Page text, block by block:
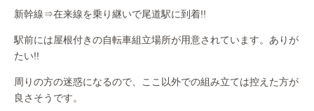
新幹線⇒在来線を乗り継いで尾道駅に到着!!
駅前には屋根付きの自転車組立場所が用意されています。ありが
たい!!
周りの方の迷惑になるので、ここ以外での組み立ては控えた方が
良さそうです。